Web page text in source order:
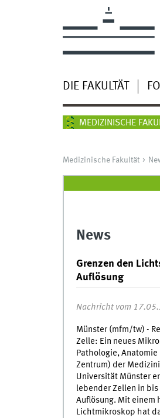
DIE FAKULTÄT
MEDIZINISCHE
Medizinische Fakultät
News
Grenzen den
Auflösung
Nachricht vom
Münster (mfm/tw) -
Zelle: Ein neues
Pathologie,
Zentrum) der
Universität Münster
lebender Zellen in
Auflösung. Mit einem
Lichtmikroskop hat